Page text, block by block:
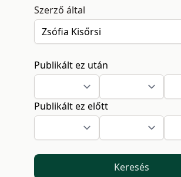
Szerző által
Publikált ez után
Publikált ez előtt
Keresés